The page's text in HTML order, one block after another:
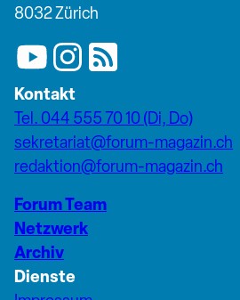
8032 Zürich
Kontakt
Tel. 044 555 70 10 (Di, Do)
sekretariat@forum-magazin.ch
redaktion@forum-magazin.ch
Forum Team
Netzwerk
Archiv
Dienste